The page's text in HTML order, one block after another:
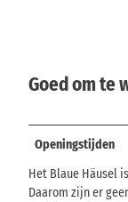
Goed om te
Openingstijden
Het Blaue Häusel
Daarom zijn er